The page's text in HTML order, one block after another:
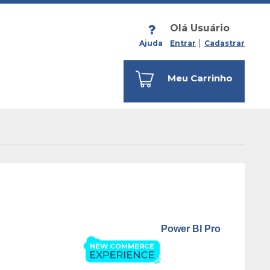
Ajuda
Olá Usuário
Entrar Cadastrar
Meu Carrinho
Power BI Pro